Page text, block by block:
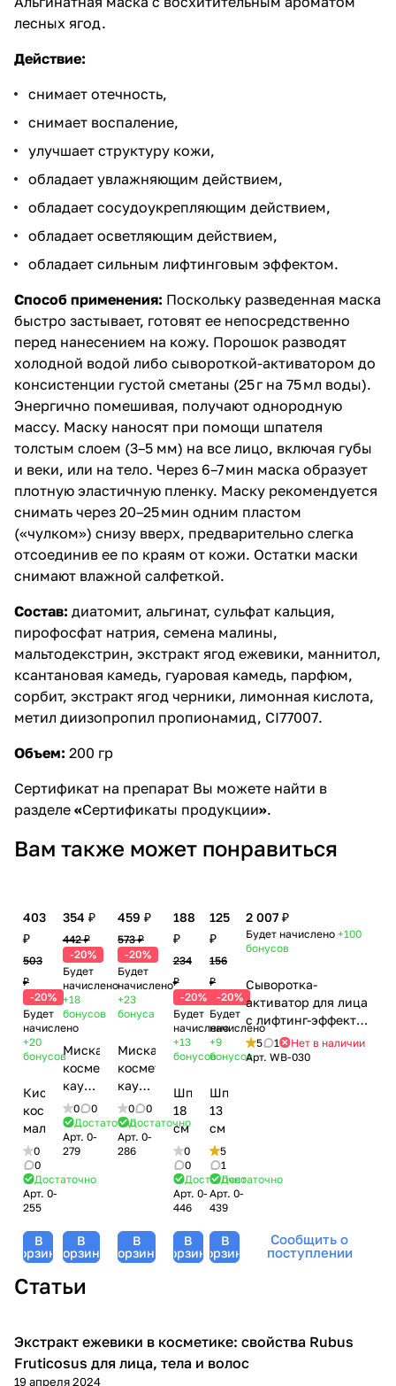
лесных ягод.
Действие:
снимает отечность,
снимает воспаление,
улучшает структуру кожи,
обладает увлажняющим действием,
обладает сосудоукрепляющим действием,
обладает осветляющим действием,
обладает сильным лифтинговым эффектом.
Способ применения: Поскольку разведенная маска
быстро застывает, готовят ее непосредственно
перед нанесением на кожу. Порошок разводят
холодной водой либо сывороткой-активатором до
консистенции густой сметаны (25 г на 75 мл воды).
Энергично помешивая, получают однородную
массу. Маску наносят при помощи шпателя
толстым слоем (3–5 мм) на все лицо, включая губы
и веки, или на тело. Через 6–7 мин маска образует
плотную эластичную пленку. Маску рекомендуется
снимать через 20–25 мин одним пластом
(«чулком») снизу вверх, предварительно слегка
отсоединив ее по краям от кожи. Остатки маски
снимают влажной салфеткой.
Состав: диатомит, альгинат, сульфат кальция,
пирофосфат натрия, семена малины,
мальтодекстрин, экстракт ягод ежевики, маннитол,
ксантановая камедь, гуаровая камедь, парфюм,
сорбит, экстракт ягод черники, лимонная кислота,
метил диизопропил пропионамид, CI77007.
Объем: 200 гр
Сертификат на препарат Вы можете найти в
разделе «Сертификаты продукции».
Вам также может понравиться
403
₽
503
₽
-20%
Будет
начислено
+20
бонусов
Кисть
косметическая
малая
0
0
Достаточно
Арт. 0-
255
В
корзину
354 ₽
442 ₽
-20%
Будет
начислено
+18
бонусов
Миска
косметическая
каучуковая,
11 см
0
0
Достаточно
Арт. 0-
279
В
корзину
459 ₽
573 ₽
-20%
Будет
начислено
+23
бонуса
Миска
косметическая
каучуковая,
13 см
0
0
Достаточно
Арт. 0-
286
В
корзину
188
₽
234
₽
-20%
Будет
начислено
+13
бонусов
Шпатель,
18
см
0
0
Достаточно
Арт. 0-
446
В
корзину
125
₽
156
₽
-20%
Будет
начислено
+9
бонусов
Шпатель,
13
см
5
1
Достаточно
Арт.0-
439
В
корзину
2 007 ₽
Будет начислено +100
бонусов
Сыворотка-
активатор для лица
с лифтинг-эффектом
/ Activator Serum
with Lifting Effect,
5 1
Нет в наличии
Арт.WB-030
Сообщить о
поступлении
Статьи
Компоненты косметики
Экстракт ежевики в косметике: свойства Rubus
Fruticosus для лица, тела и волос
19 апреля 2024